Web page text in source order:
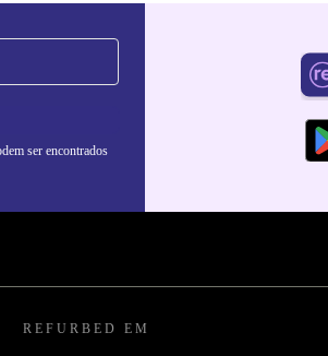
ser encontrados
REFURBED EM